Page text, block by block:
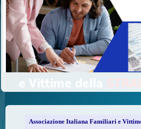
C'è un modo di contribuire alle attività
delle vittime della strada e per dare
loro familiari che non costa nulla:
Associazione Italiana Familiari e